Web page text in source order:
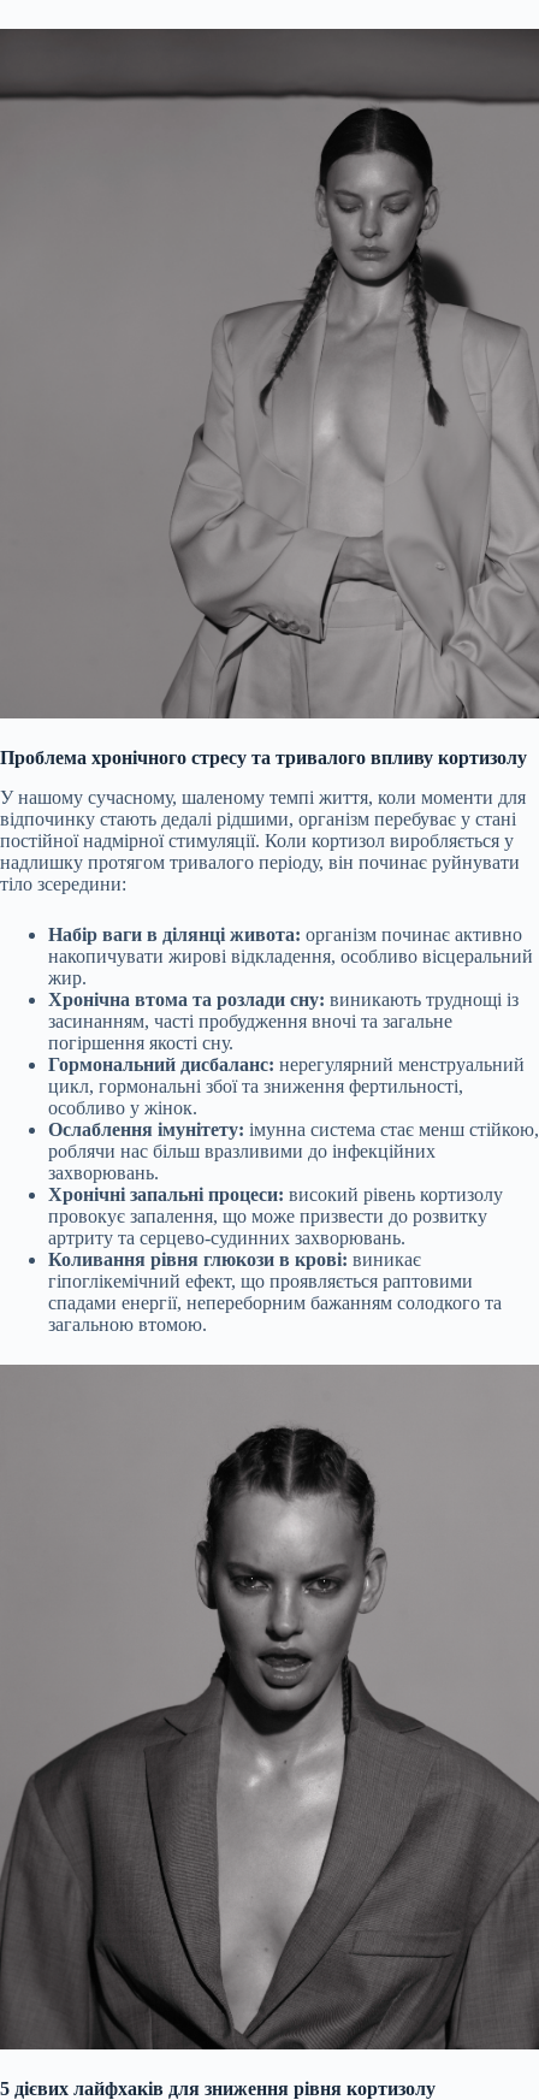
Проблема хронічного стресу та тривалого впливу кортизолу
У нашому сучасному, шаленому темпі життя, коли моменти для
відпочинку стають дедалі рідшими, організм перебуває у стані
постійної надмірної стимуляції. Коли кортизол виробляється у
надлишку протягом тривалого періоду, він починає руйнувати
тіло зсередини:
Набір ваги в ділянці живота: організм починає активно
накопичувати жирові відкладення, особливо вісцеральний
жир.
Хронічна втома та розлади сну: виникають труднощі із
засинанням, часті пробудження вночі та загальне
погіршення якості сну.
Гормональний дисбаланс: нерегулярний менструальний
цикл, гормональні збої та зниження фертильності,
особливо у жінок.
Ослаблення імунітету: імунна система стає менш стійкою,
роблячи нас більш вразливими до інфекційних
захворювань.
Хронічні запальні процеси: високий рівень кортизолу
провокує запалення, що може призвести до розвитку
артриту та серцево-судинних захворювань.
Коливання рівня глюкози в крові: виникає
гіпоглікемічний ефект, що проявляється раптовими
спадами енергії, непереборним бажанням солодкого та
загальною втомою.
5 дієвих лайфхаків для зниження рівня кортизолу